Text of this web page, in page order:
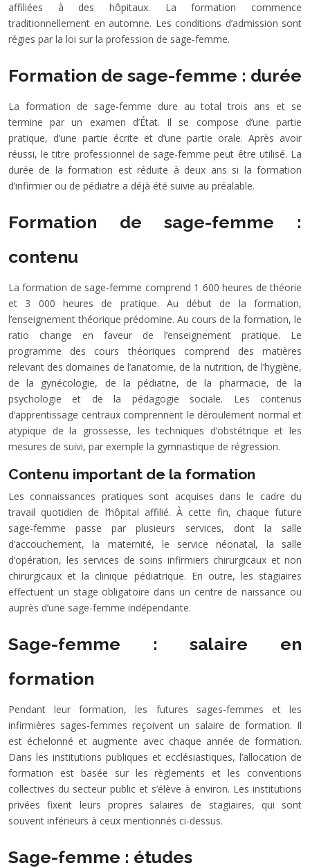
affiliées à des hôpitaux. La formation commence
traditionnellement en automne. Les conditions d’admission sont
régies par la loi sur la profession de sage-femme.
Formation de sage-femme : durée
La formation de sage-femme dure au total trois ans et se
termine par un examen d’État. Il se compose d’une partie
pratique, d’une partie écrite et d’une partie orale. Après avoir
réussi, le titre professionnel de sage-femme peut être utilisé. La
durée de la formation est réduite à deux ans si la formation
d’infirmier ou de pédiatre a déjà été suivie au préalable.
Formation de sage-femme :
contenu
La formation de sage-femme comprend 1 600 heures de théorie
et 3 000 heures de pratique. Au début de la formation,
l’enseignement théorique prédomine. Au cours de la formation, le
ratio change en faveur de l’enseignement pratique. Le
programme des cours théoriques comprend des matières
relevant des domaines de l’anatomie, de la nutrition, de l’hygiène,
de la gynécologie, de la pédiatrie, de la pharmacie, de la
psychologie et de la pédagogie sociale. Les contenus
d’apprentissage centraux comprennent le déroulement normal et
atypique de la grossesse, les techniques d’obstétrique et les
mesures de suivi, par exemple la gymnastique de régression.
Contenu important de la formation
Les connaissances pratiques sont acquises dans le cadre du
travail quotidien de l’hôpital affilié. À cette fin, chaque future
sage-femme passe par plusieurs services, dont la salle
d’accouchement, la maternité, le service néonatal, la salle
d’opération, les services de soins infirmiers chirurgicaux et non
chirurgicaux et la clinique pédiatrique. En outre, les stagiaires
effectuent un stage obligatoire dans un centre de naissance ou
auprès d’une sage-femme indépendante.
Sage-femme : salaire en
formation
Pendant leur formation, les futures sages-femmes et les
infirmières sages-femmes reçoivent un salaire de formation. Il
est échelonné et augmente avec chaque année de formation.
Dans les institutions publiques et ecclésiastiques, l’allocation de
formation est basée sur les règlements et les conventions
collectives du secteur public et s’élève à environ. Les institutions
privées fixent leurs propres salaires de stagiaires, qui sont
souvent inférieurs à ceux mentionnés ci-dessus.
Sage-femme : études